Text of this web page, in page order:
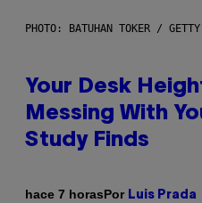
PHOTO: BATUHAN TOKER /
Your Desk
Messing With
Study Finds
hace 7 horasPor Luis Prada